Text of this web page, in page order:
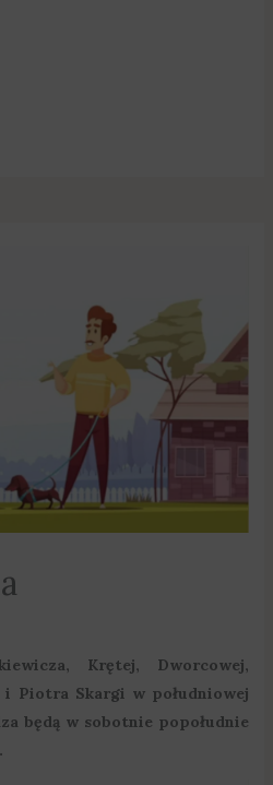
Krętej, Dworcowej,
i Piotra Skargi w południowej
będą w sobotnie popołudnie